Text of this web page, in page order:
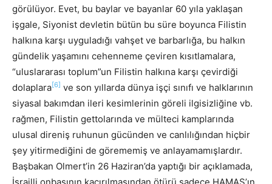
görülüyor. Evet, bu baylar ve bayanlar 60 yıla yaklaşan
işgale, Siyonist devletin bütün bu süre boyunca Filistin
halkına karşı uyguladığı vahşet ve barbarlığa, bu halkın
gündelik yaşamını cehenneme çeviren kısıtlamalara,
“uluslararası toplum”un Filistin halkına karşı çevirdiği
dolaplara[6] ve son yıllarda dünya işçi sınıfı ve halklarının
siyasal bakımdan ileri kesimlerinin göreli ilgisizliğine vb.
rağmen, Filistin gettolarında ve mülteci kamplarında
ulusal direniş ruhunun gücünden ve canlılığından hiçbir
şey yitirmediğini de görememiş ve anlayamamışlardır.
Başbakan Olmert’in 26 Haziran’da yaptığı bir açıklamada,